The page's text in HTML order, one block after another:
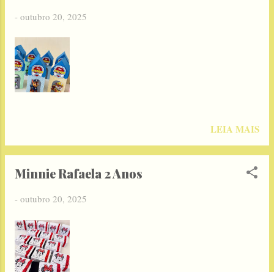
- outubro 20, 2025
LEIA MAIS
Minnie Rafaela 2 Anos
- outubro 20, 2025